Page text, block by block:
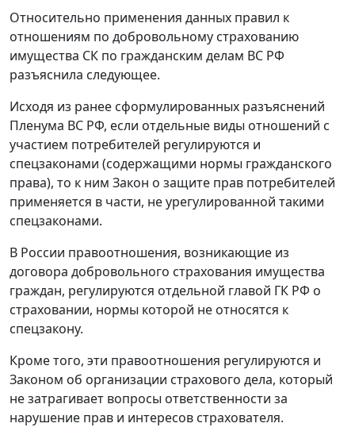
Относительно применения данных правил к
отношениям по добровольному страхованию
имущества СК по гражданским делам ВС РФ
разъяснила следующее.
Исходя из ранее сформулированных разъяснений
Пленума ВС РФ, если отдельные виды отношений с
участием потребителей регулируются и
спецзаконами (содержащими нормы гражданского
права), то к ним Закон о защите прав потребителей
применяется в части, не урегулированной такими
спецзаконами.
В России правоотношения, возникающие из
договора добровольного страхования имущества
граждан, регулируются отдельной главой ГК РФ о
страховании, нормы которой не относятся к
спецзакону.
Кроме того, эти правоотношения регулируются и
Законом об организации страхового дела, который
не затрагивает вопросы ответственности за
нарушение прав и интересов страхователя.